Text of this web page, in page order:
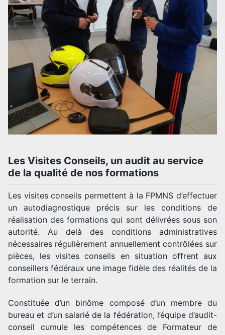
Les Visites Conseils, un audit au service
de la qualité de nos formations
Les visites conseils permettent à la FPMNS d’effectuer
un autodiagnostique précis sur les conditions de
réalisation des formations qui sont délivrées sous son
autorité. Au delà des conditions administratives
nécessaires régulièrement annuellement contrôlées sur
pièces, les visites conseils en situation offrent aux
conseillers fédéraux une image fidèle des réalités de la
formation sur le terrain.
Constituée d’un binôme composé d’un membre du
bureau et d’un salarié de la fédération, l’équipe d’audit-
conseil cumule les compétences de Formateur de